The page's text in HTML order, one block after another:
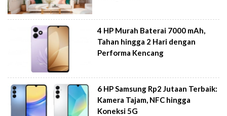
4 HP Murah Baterai 7000 mAh,
Tahan hingga 2 Hari dengan
Performa Kencang
6 HP Samsung Rp2 Jutaan Terbaik:
Kamera Tajam, NFC hingga
Koneksi 5G